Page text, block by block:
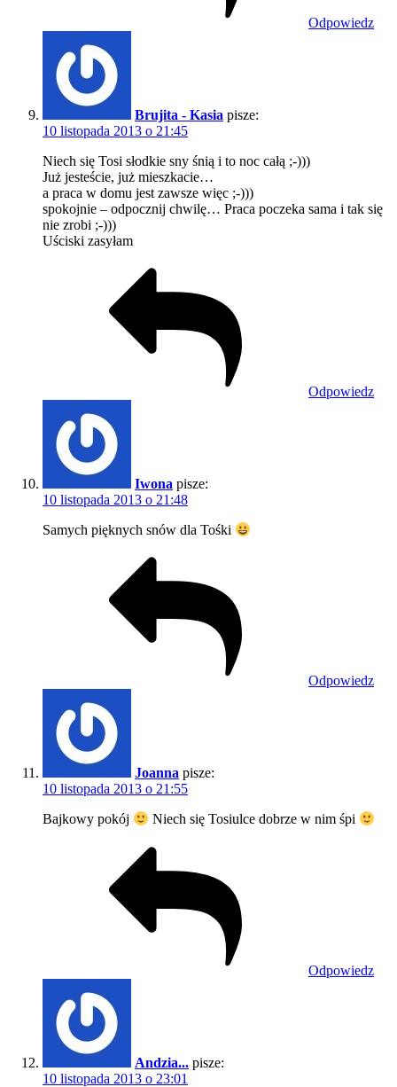
Odpowiedz
Brujita - Kasia pisze:
10 listopada 2013 o 21:45
Niech się Tosi słodkie sny śnią i to noc całą ;-)))
Już jesteście, już mieszkacie…
a praca w domu jest zawsze więc ;-)))
spokojnie – odpocznij chwilę… Praca poczeka sama i tak się
nie zrobi ;-)))
Uściski zasyłam
Odpowiedz
Iwona pisze:
10 listopada 2013 o 21:48
Samych pięknych snów dla Tośki
Odpowiedz
Joanna pisze:
10 listopada 2013 o 21:55
Bajkowy pokój Niech się Tosiulce dobrze w nim śpi
Odpowiedz
Andzia... pisze:
10 listopada 2013 o 23:01